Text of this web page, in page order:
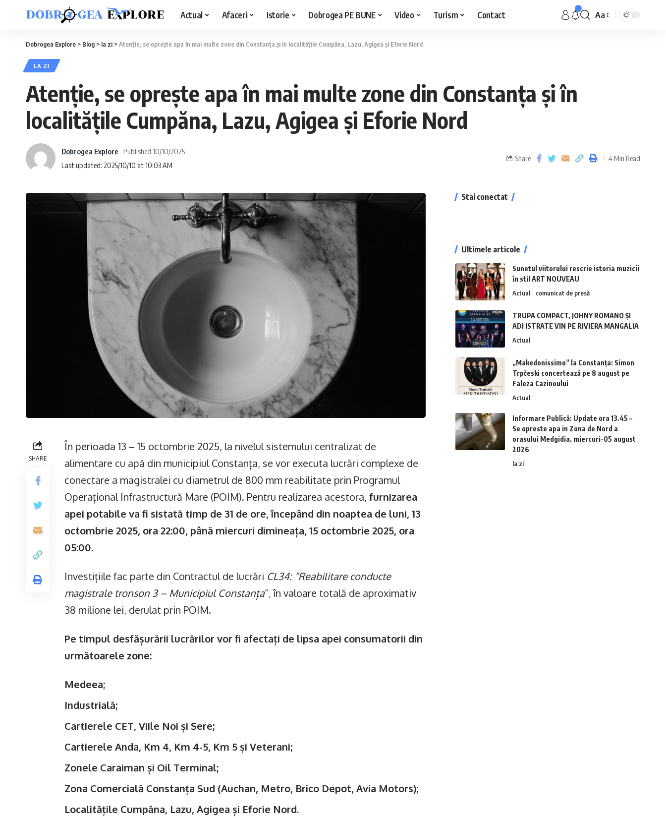
Actual Afaceri Istorie Dobrogea PE BUNE Video Turism Contact Aa
Dobrogea Explore > Blog > la zi >Atenție, se oprește apa în mai multe zone din Constanța și în localitățile Cumpăna, Lazu, Agigea și Eforie Nord
LA ZI
Atenție, se oprește apa în mai multe zone din Constanța și în
localitățile Cumpăna, Lazu, Agigea și Eforie Nord
Last updated: 2025/10/10 at 10:03 AM
Dobrogea Explore Published 10/10/2025
Share 4 Min Read
SHARE
În perioada 13 – 15 octombrie 2025, la nivelul sistemului centralizat de
alimentare cu apă din municipiul Constanța, se vor executa lucrări complexe de
conectare a magistralei cu diametrul de 800 mm reabilitate prin Programul
Operațional Infrastructură Mare (POIM). Pentru realizarea acestora, furnizarea
apei potabile va fi sistată timp de 31 de ore, începând din noaptea de luni, 13
octombrie 2025, ora 22:00, până miercuri dimineața, 15 octombrie 2025, ora
05:00.
Investițiile fac parte din Contractul de lucrări CL34: “Reabilitare conducte
magistrale tronson 3 – Municipiul Constanța”, în valoare totală de aproximativ
38 milione lei, derulat prin POIM.
Pe timpul desfășurării lucrărilor vor fi afectați de lipsa apei consumatorii din
următoarele zone:
Medeea;
Industrială;
Cartierele CET, Viile Noi și Sere;
Cartierele Anda, Km 4, Km 4-5, Km 5 și Veterani;
Zonele Caraiman și Oil Terminal;
Zona Comercială Constanța Sud (Auchan, Metro, Brico Depot, Avia Motors);
Localitățile Cumpăna, Lazu, Agigea și Eforie Nord.
Stai conectat
Ultimele articole
Sunetul viitorului rescrie istoria muzicii
în stil ART NOUVEAU
Actual comunicat de presă
TRUPA COMPACT, JOHNY ROMANO ȘI
ADI ISTRATE VIN PE RIVIERA MANGALIA
Actual
„Makedonissimo” la Constanța: Simon
Trpčeski concertează pe 8 august pe
Faleza Cazinoului
Actual
Informare Publică: Update ora 13.45 –
Se opreste apa in Zona de Nord a
orasului Medgidia, miercuri-05 august
2026
la zi